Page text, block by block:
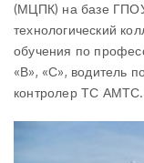
(МЦПК) на базе ГПОУ
технологический
обучения по
«В», «С», водитель
контролер ТС АМТС.